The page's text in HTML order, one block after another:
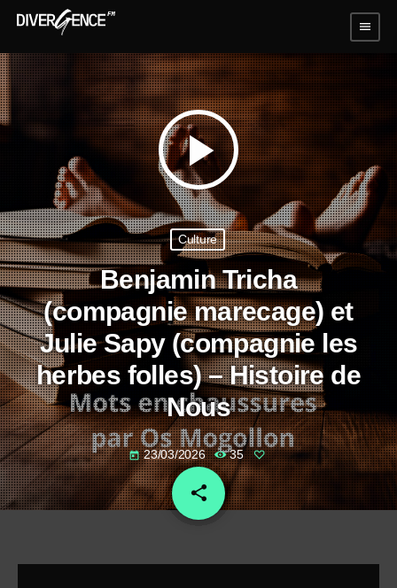
menu
play_arrow
Culture
Benjamin Tricha
(compagnie marecage) et
Julie Sapy (compagnie les
herbes folles) – Histoire de
Nous
today 23/03/2026 35
share
email